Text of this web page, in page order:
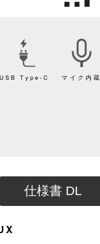
USB Type-C マイク内蔵
仕様書 DL